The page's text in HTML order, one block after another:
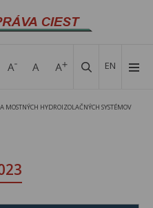
EN
MOSTNÝCH HYDROIZOLAČNÝCH SYSTÉMOV